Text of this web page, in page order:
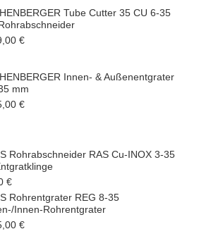
Tube Cutter 35 CU 6-35
€
Innen- & Außenentgrater
mm
€
Rohrabschneider RAS Cu-INOX 3-35
€
Rohrentgrater REG 8-35
Innen-Rohrentgrater
€